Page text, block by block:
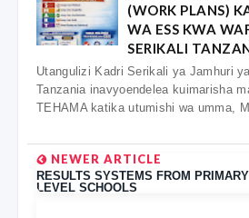
(WORK PLANS)
WA ESS KWA
SERIKALI
Utangulizi Kadri Serikali ya Jamhuri
Tanzania inavyoendelea kuimarisha
TEHAMA katika utumishi wa umma,
NEWER ARTICLE
RESULTS SYSTEMS FROM
LEVEL SCHOOLS